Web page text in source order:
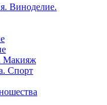
Виноделие.
Макияж
Спорт